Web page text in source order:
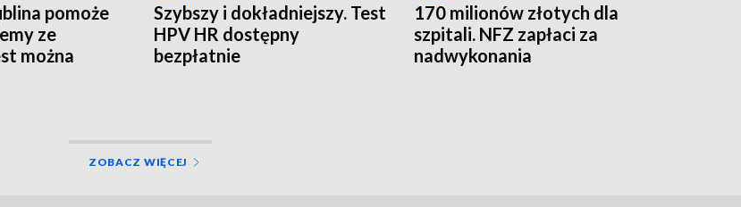
pomoże
ze
można
Szybszy i dokładniejszy. Test
HPV HR dostępny
bezpłatnie
170 milionów złotych dla
szpitali. NFZ zapłaci za
nadwykonania
ZOBACZ WIĘCEJ